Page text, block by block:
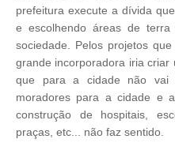
prefeitura execute a dívida
e escolhendo áreas de
sociedade. Pelos projetos
grande incorporadora iria criar
que para a cidade não vai
moradores para a cidade e
construção de hospitais,
praças, etc... não faz sentido.